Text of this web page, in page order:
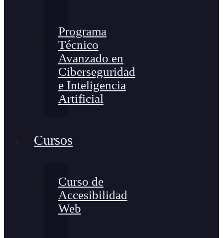
Programa
Técnico
Avanzado en
Ciberseguridad
e Inteligencia
Artificial
Cursos
Curso de
Accesibilidad
Web